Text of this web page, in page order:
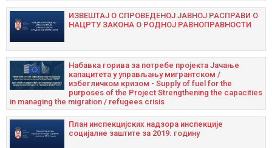
ИЗВЕШТАЈ О СПРОВЕДЕНОЈ ЈАВНОЈ РАСПРАВИ О
НАЦРТУ ЗАКОНА О РОДНОЈ РАВНОПРАВНОСТИ
Набавка горива за потребе пројекта Јачање
капацитета у управљању мигрантском /
избегличком кризом - Supply of fuel for the
purposes of the Project Strengthening the capacities
in managing the migration / refugees crisis
План инспекцијских надзора инспекције
социјалне заштите за 2019. годину